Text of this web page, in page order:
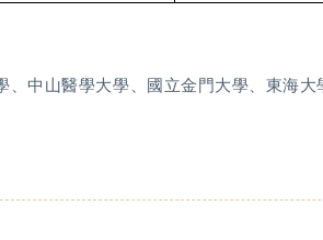
中山醫學大學、國立金門大學、東海